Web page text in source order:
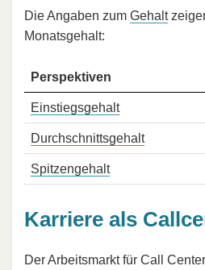
Die Angaben zum Gehalt
Monatsgehalt:
Perspektiven
Einstiegsgehalt
Durchschnittsgehalt
Spitzengehalt
Karriere als
Der Arbeitsmarkt für Call